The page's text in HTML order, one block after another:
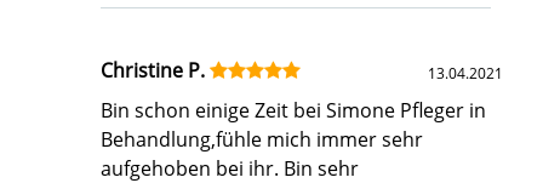
Christine P. 13.04.2021
Bin schon einige Zeit bei Simone Pfleger in
Behandlung,fühle mich immer sehr
aufgehoben bei ihr. Bin sehr